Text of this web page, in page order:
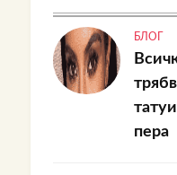
БЛОГ
пера